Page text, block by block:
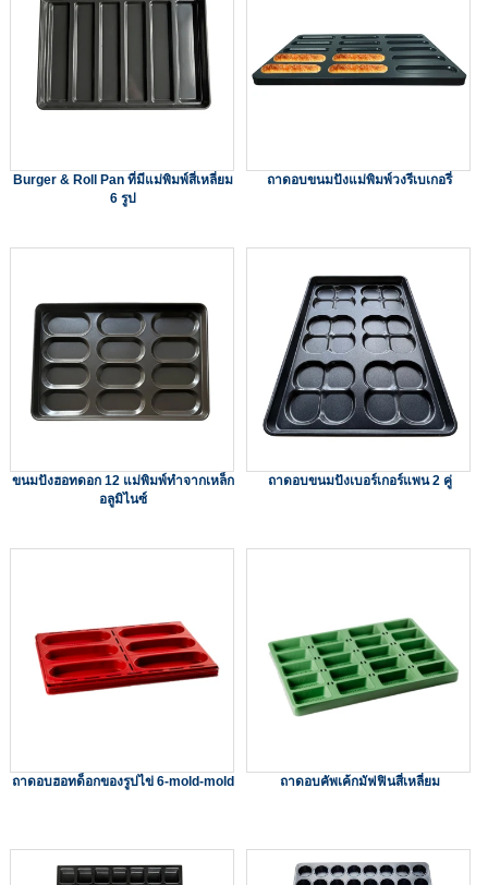
Burger & Roll Pan ที่มีแม่พิมพ์สี่เหลี่ยม
6 รูป
ถาดอบขนมปังแม่พิมพ์วงรีเบเกอรี่
ขนมปังฮอทดอก 12 แม่พิมพ์ทำจากเหล็ก
อลูมิไนซ์
ถาดอบขนมปังเบอร์เกอร์แพน 2 คู่
ถาดอบฮอทด็อกของรูปไข่ 6-mold-mold ถาดอบคัพเค้กมัฟฟินสี่เหลี่ยม